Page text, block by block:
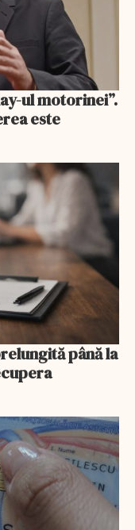
ul motorinei”.
este
până la